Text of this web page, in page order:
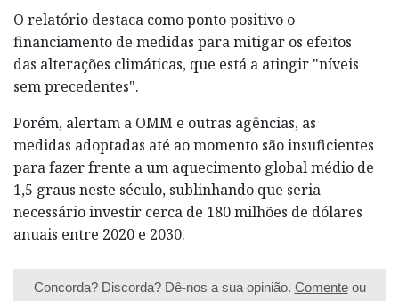
O relatório destaca como ponto positivo o
financiamento de medidas para mitigar os efeitos
das alterações climáticas, que está a atingir "níveis
sem precedentes".
Porém, alertam a OMM e outras agências, as
medidas adoptadas até ao momento são insuficientes
para fazer frente a um aquecimento global médio de
1,5 graus neste século, sublinhando que seria
necessário investir cerca de 180 milhões de dólares
anuais entre 2020 e 2030.
Concorda? Discorda? Dê-nos a sua opinião. Comenteou